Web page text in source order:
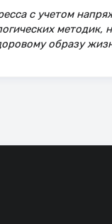
с учетом
образу